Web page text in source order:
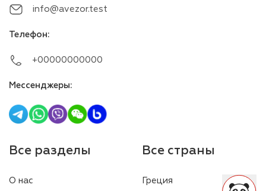
info@avezor.test
Телефон:
+00000000000
Мессенджеры:
Все разделы
О нас
Все страны
Греция